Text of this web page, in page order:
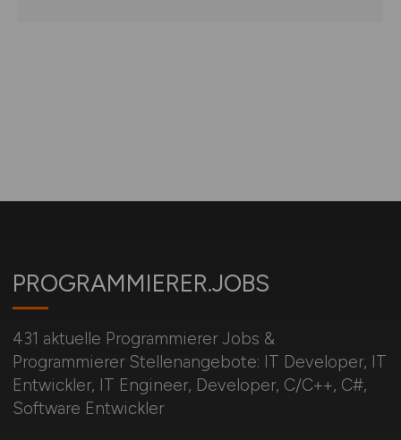
PROGRAMMIERER.JOBS
431 aktuelle Programmierer Jobs &
Programmierer Stellenangebote: IT Developer, IT
Entwickler, IT Engineer, Developer, C/C++, C#,
Software Entwickler